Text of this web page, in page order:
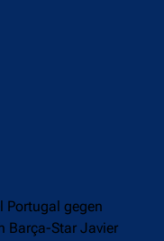
Portugal gegen
Barça-Star Javier